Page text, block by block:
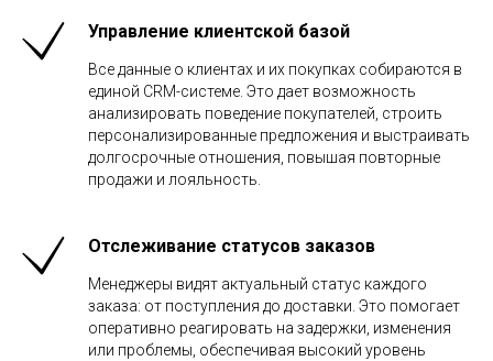
Управление клиентской базой
Все данные о клиентах и их покупках собираются в
единой CRM-системе. Это дает возможность
анализировать поведение покупателей, строить
персонализированные предложения и выстраивать
долгосрочные отношения, повышая повторные
продажи и лояльность.
Отслеживание статусов заказов
Менеджеры видят актуальный статус каждого
заказа: от поступления до доставки. Это помогает
оперативно реагировать на задержки, изменения
или проблемы, обеспечивая высокий уровень